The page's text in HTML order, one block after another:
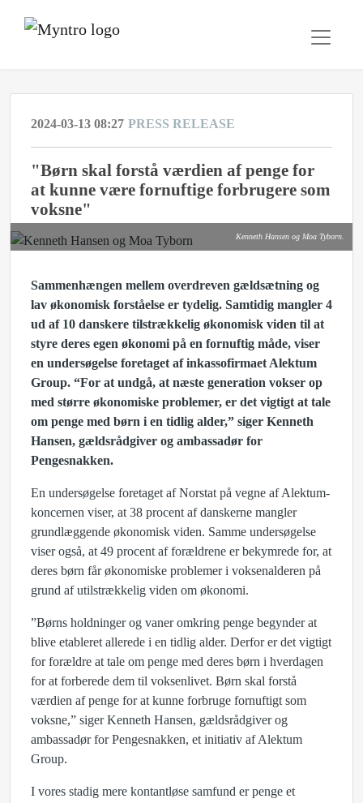
2024-03-13 08:27 PRESS RELEASE
"Børn skal forstå værdien af penge for
at kunne være fornuftige forbrugere som
voksne"
Kenneth Hansen og Moa Tyborn.
Sammenhængen mellem overdreven gældsætning og
lav økonomisk forståelse er tydelig. Samtidig mangler 4
ud af 10 danskere tilstrækkelig økonomisk viden til at
styre deres egen økonomi på en fornuftig måde, viser
en undersøgelse foretaget af inkassofirmaet Alektum
Group. “For at undgå, at næste generation vokser op
med større økonomiske problemer, er det vigtigt at tale
om penge med børn i en tidlig alder,” siger Kenneth
Hansen, gældsrådgiver og ambassadør for
Pengesnakken.
En undersøgelse foretaget af Norstat på vegne af Alektum-
koncernen viser, at 38 procent af danskerne mangler
grundlæggende økonomisk viden. Samme undersøgelse
viser også, at 49 procent af forældrene er bekymrede for, at
deres børn får økonomiske problemer i voksenalderen på
grund af utilstrækkelig viden om økonomi.
”Børns holdninger og vaner omkring penge begynder at
blive etableret allerede i en tidlig alder. Derfor er det vigtigt
for forældre at tale om penge med deres børn i hverdagen
for at forberede dem til voksenlivet. Børn skal forstå
værdien af penge for at kunne forbruge fornuftigt som
voksne,” siger Kenneth Hansen, gældsrådgiver og
ambassadør for Pengesnakken, et initiativ af Alektum
Group.
I vores stadig mere kontantløse samfund er penge et